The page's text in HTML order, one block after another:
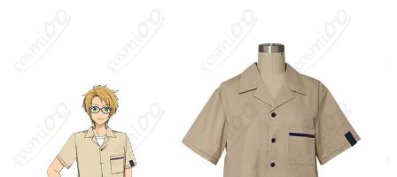
産ロットによって変更される場合がありま
セット内容
シャツ（※セット内容は生産ロットによっ
て変更される場合があります）
サイズ
S、M、L、XL、XXL